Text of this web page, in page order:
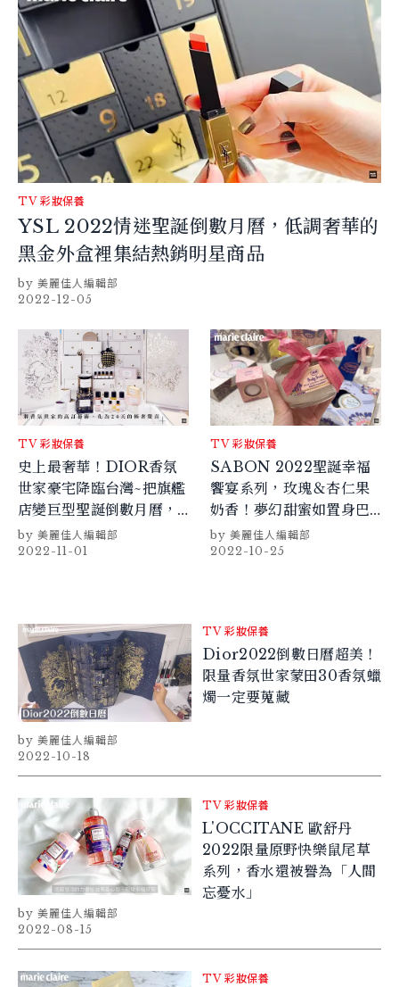
TV 彩妝保養
YSL 2022情迷聖誕倒數月曆，低調奢華的
黑金外盒裡集結熱銷明星商品
美麗佳人編輯部
2022-12-05
TV 彩妝保養
史上最奢華！DIOR香氛
世家豪宅降臨台灣~把旗艦
店變巨型聖誕倒數月曆，
專人直送到府！珍藏的不
只是頂級香氛、更是絕世
美麗佳人編輯部
2022-11-01
TV 彩妝保養
SABON 2022聖誕幸福
饗宴系列，玫瑰＆杏仁果
奶香！夢幻甜蜜如置身巴
黎甜點店
美麗佳人編輯部
2022-10-25
TV 彩妝保養
Dior2022倒數日曆超美！
限量香氛世家蒙田30香氛蠟
燭一定要蒐藏
美麗佳人編輯部
2022-10-18
TV 彩妝保養
L'OCCITANE 歐舒丹
2022限量原野快樂鼠尾草
系列，香水還被譽為「人間
忘憂水」
美麗佳人編輯部
2022-08-15
TV 彩妝保養